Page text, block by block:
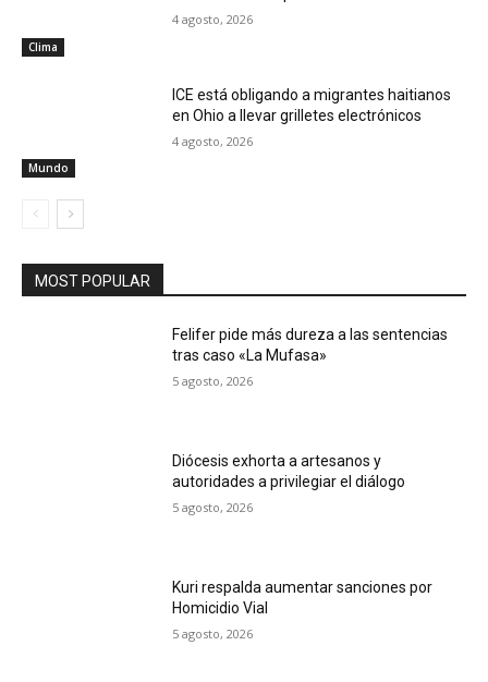
Clima
4 agosto, 2026
Mundo
ICE está obligando a migrantes haitianos
en Ohio a llevar grilletes electrónicos
4 agosto, 2026
MOST POPULAR
Felifer pide más dureza a las sentencias
tras caso «La Mufasa»
5 agosto, 2026
Diócesis exhorta a artesanos y
autoridades a privilegiar el diálogo
5 agosto, 2026
Kuri respalda aumentar sanciones por
Homicidio Vial
5 agosto, 2026